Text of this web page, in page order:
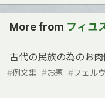
More from フィユ
古代の民族の為のお
#例文集 #お題 #フェル